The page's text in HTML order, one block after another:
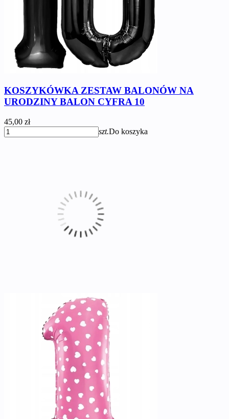
KOSZYKÓWKA ZESTAW BALONÓW NA
URODZINY BALON CYFRA 10
45,00 zł
szt.Do koszyka